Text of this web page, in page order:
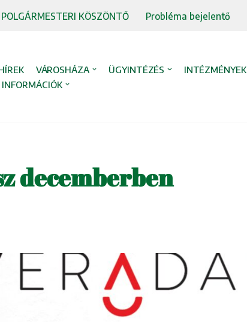
POLGÁRMESTERI KÖSZÖNTŐ Probléma bejelentő
VÁROSHÁZA ÜGYINTÉZÉS INTÉZMÉNYEK
decemberben